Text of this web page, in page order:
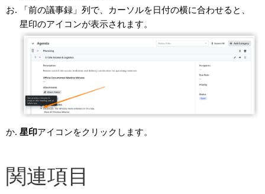
「前の議事録」列で、カーソルを日付の横に合わせると、
星印のアイコンが表示されます。
星印アイコンをクリックします。
関連項目